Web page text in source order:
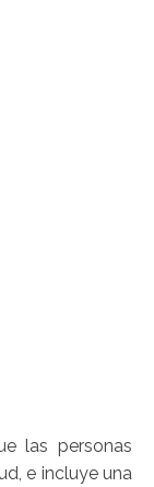
las personas
e incluye una